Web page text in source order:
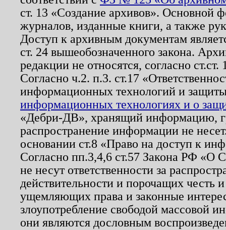
ст. 13 «Создание архивов». Основной
журналов, изданные книги, а также
Доступ к архивным документам
ст. 24 вышеобозначенного закона.
редакции не относятся, согласно
Согласно ч.2. п.3. ст.17
информационных технологий и
информационных технологиях и о
«Дебри-ДВ», хранящий информацию,
распространение информации не
основании ст.8 «Право на доступ к
Согласно пп.3,4,6 ст.57 Закона РФ «О
не несут ответственности за
действительности и порочащих честь
ущемляющих права и законные
злоупотребление свободой массовой
они являются дословным